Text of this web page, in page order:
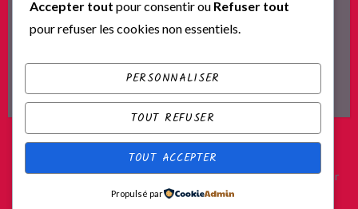
Fièrement propulsé par WordPress | Thème : Scratchpad par
Automattic.
Accepter tout pour consentir ou Refuser tout
pour refuser les cookies non essentiels.
PERSONNALISER
TOUT REFUSER
TOUT ACCEPTER
Propulsé par